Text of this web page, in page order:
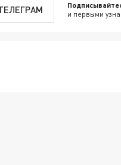
и первыми